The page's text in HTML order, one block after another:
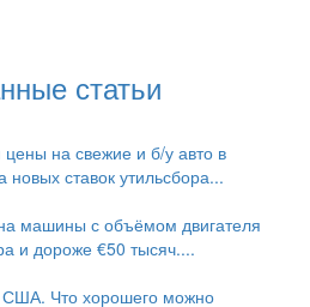
статьи
цены на свежие и б/у авто в
новых ставок утильсбора...
машины с объёмом двигателя
и дороже €50 тысяч....
США. Что хорошего можно